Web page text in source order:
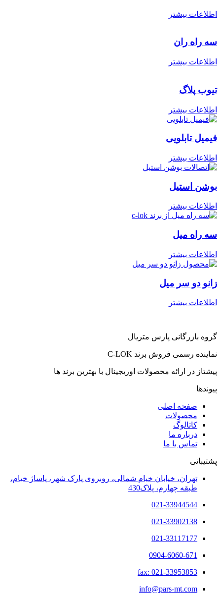
اطلاعات بیشتر
سه راه ران
اطلاعات بیشتر
تیوب پلاگ
اطلاعات بیشتر
فیمیل تابلویی
اطلاعات بیشتر
بوشن استیل
اطلاعات بیشتر
سه راه میل
اطلاعات بیشتر
زانو دو سر میل
اطلاعات بیشتر
گروه بازرگانی پارس متریال
نماینده رسمی فروش برند C-LOK
پیشتاز در ارائه محصولات اوریجینال با بهترین برند ها
پیوندها
صفحه اصلی
محصولات
کاتالوگ
درباره ما
تماس با ما
پشتیبانی
تهران، خیابان خیام شمالی، روبروی پارک شهر، پاساژ خیام،
طبقه چهارم، پلاک430
021-33944544
021-33902138
021-33117177
0904-6060-671
fax: 021-33953853
info@pars-mt.com